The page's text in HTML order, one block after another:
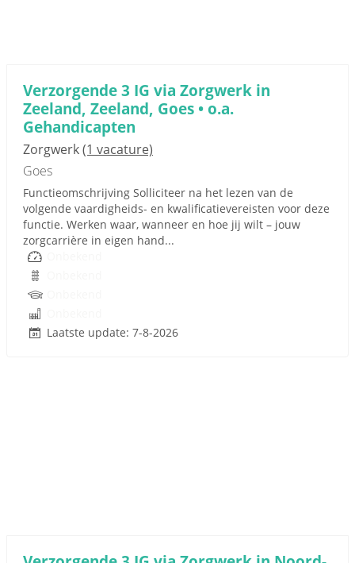
Verzorgende 3 IG via Zorgwerk in
Zeeland, Zeeland, Goes • o.a.
Gehandicapten
Zorgwerk(1 vacature)
Goes
Functieomschrijving Solliciteer na het lezen van de
volgende vaardigheids- en kwalificatievereisten voor deze
functie. Werken waar, wanneer en hoe jij wilt – jouw
zorgcarrière in eigen hand...
Laatste update: 7-8-2026